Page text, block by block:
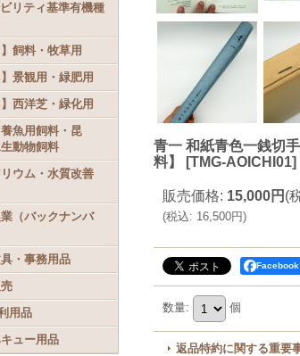
リティ基準有機種
】飼料・牧草用
】景観用・緑肥用
】西洋芝・緑化用
魚用飼料・昆
動物飼料
ウム・水質改善
（バックナンバ
・事務用品
用品
ュー用品
青一 和紙青色一銭切
料】
[TMG-AOICHI01]
販売価格: 15,000円 (
(税込: 16,500円)
Facebook
数量: 個
返品特約に関する重要